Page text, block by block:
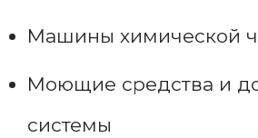
Машины химической
Моющие средства и
системы